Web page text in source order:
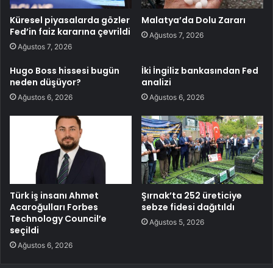
Küresel piyasalarda gözler
Fed’in faiz kararına çevrildi
Ağustos 7, 2026
Malatya’da Dolu Zararı
Ağustos 7, 2026
Hugo Boss hissesi bugün
neden düşüyor?
Ağustos 6, 2026
İki İngiliz bankasından Fed
analizi
Ağustos 6, 2026
Türk iş insanı Ahmet
Acaroğulları Forbes
Technology Council’e
seçildi
Ağustos 6, 2026
Şırnak’ta 252 üreticiye
sebze fidesi dağıtıldı
Ağustos 5, 2026